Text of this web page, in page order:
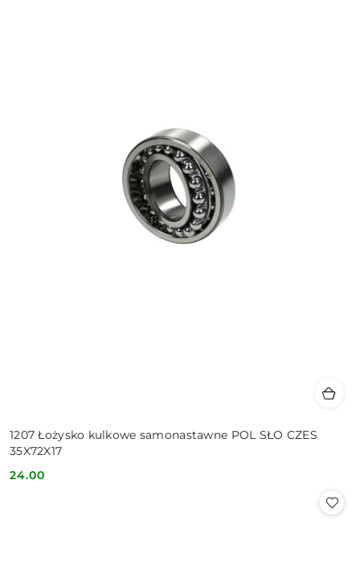
1207 Łożysko kulkowe samonastawne POL SŁO CZES
35X72X17
Cena:
24.00